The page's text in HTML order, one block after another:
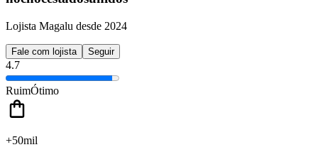
Lojista Magalu desde 2024
Fale com lojista Seguir
4.7
RuimÓtimo
+50mil